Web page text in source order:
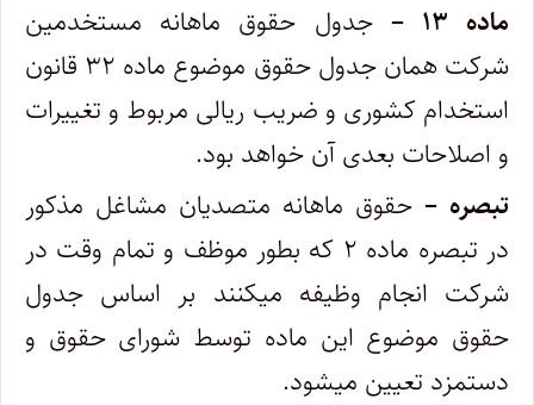
ماده ۱۳ –
جدول حقوق ماهانه مستخدمین
شرکت همان جدول حقوق موضوع ماده ۳۲ قانون
استخدام کشوری و ضریب ریالی مربوط و تغییرات
‌و اصلاحات بعدی آن خواهد بود.
تبصره – حقوق ماهانه متصدیان مشاغل مذکور
در تبصره ماده ۲ که بطور موظف و تمام وقت در
شرکت انجام وظیفه میکنند بر اساس جدول
‌حقوق موضوع این ماده توسط شورای حقوق و
دستمزد تعیین میشود. ‌